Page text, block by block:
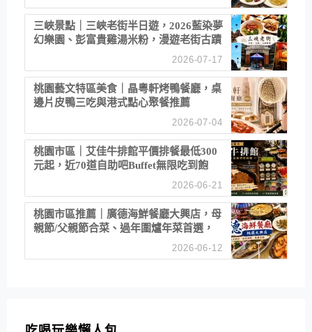
三峽景點｜三峽老街半日遊，2026藍染夢
幻樂園、彭富貴雞湯米粉，漫遊老街古蹟
2026-07-17
桃園藝文特區美食｜晶粵軒烤鴨餐廳，桌
邊片皮鴨三吃與港式點心聚餐推薦
2026-07-04
桃園市區｜艾佳牛排館平價排餐最低300
元起，近70道自助吧Buffet無限吃到飽
2026-06-21
桃園市區推薦｜廣德海鮮餐廳大興店，母
親節/父親節合菜、過年圍爐年菜首選，
2026-06-12